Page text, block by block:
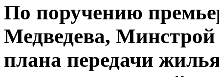
По поручению
Медведева, Минстрой
плана передачи